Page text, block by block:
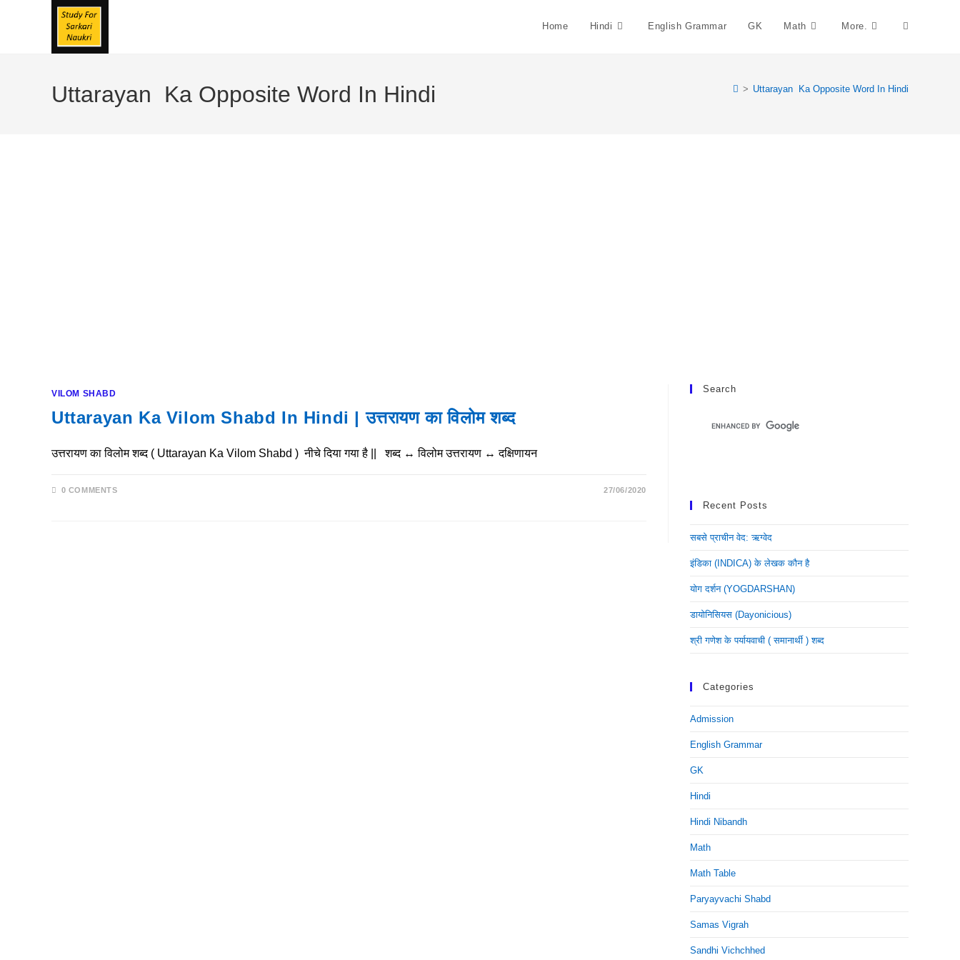
Home Hindi English Grammar GK Math More. Toggle
Uttarayan Ka Opposite Word In Hindi > Uttarayan Ka Opposite Word In Hindi
VILOM SHABD
Uttarayan Ka Vilom Shabd In Hindi | उत्तरायण का विलोम शब्द
उत्तरायण का विलोम शब्द ( Uttarayan Ka Vilom Shabd ) नीचे दिया गया है || शब्द ↔ विलोम उत्तरायण ↔ दक्षिणायन
0 COMMENTS 27/06/2020
Search
Recent Posts
सबसे प्राचीन वेद: ऋग्वेद
इंडिका (INDICA) के लेखक कौन है
योग दर्शन (YOGDARSHAN)
डायोनिसियस (dayonicious)
श्री गणेश के पर्यायवाची ( समानार्थी ) शब्द
Categories
Admission
English Grammar
GK
Hindi
Hindi Nibandh
Math
Math Table
Paryayvachi Shabd
Samas Vigrah
Sandhi Vichchhed